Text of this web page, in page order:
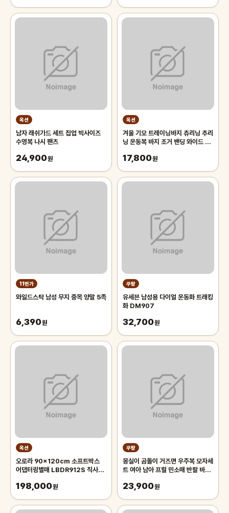
옥션
남자 래쉬가드 세트 집업 빅사이즈
수영복 나시 팬츠
24,900원
옥션
겨울 기모 트레이닝바지 츄리닝 추리
닝 운동복 바지 조거 밴딩 와이드 팬
17,800원
11번가
와일드스탁 남성 무지 중목 양말 5족
6,390원
쿠팡
유세븐 남성용 다이얼 운동화 트래킹
화 DM907
32,700원
옥션
오로라 90x120cm 소프트박스
어댑터링별매 LBDR912S 직사각
오로라 90x120
198,000원
쿠팡
몽실이 곰돌이 거즈면 우주복 모자세
트 여아 남아 프릴 민소매 반팔 바디
23,900원